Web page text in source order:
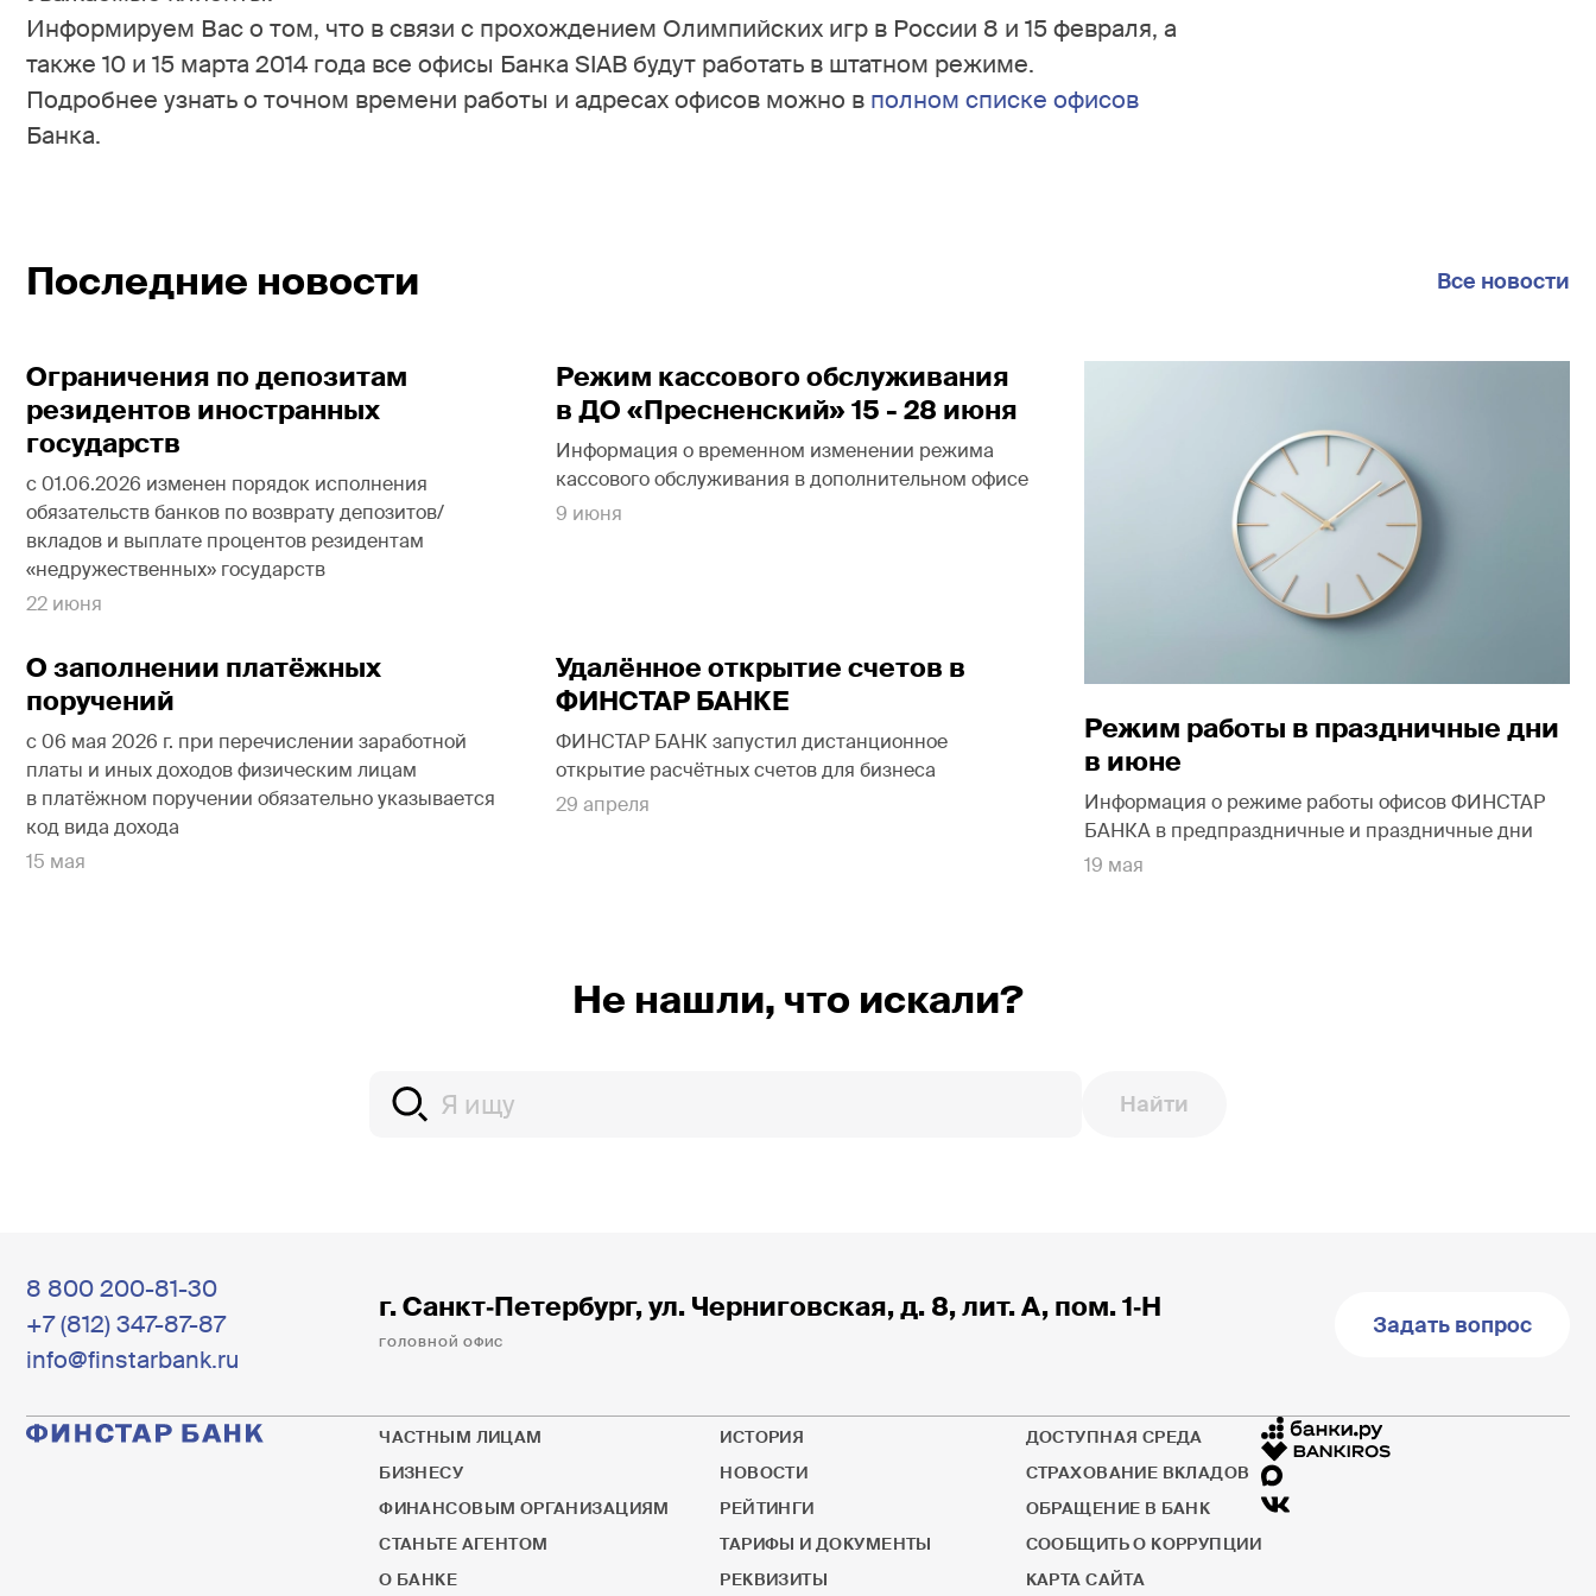
Информируем Вас о том, что в связи с прохождением Олимпийских игр в России 8 и 15 февраля, а
также 10 и 15 марта 2014 года все офисы Банка SIAB будут работать в штатном режиме.
Подробнее узнать о точном времени работы и адресах офисов можно в полном списке офисов
Банка.
Последние новости Все новости
Ограничения по депозитам
резидентов иностранных
государств
с 01.06.2026 изменен порядок исполнения
обязательств банков по возврату депозитов/
вкладов и выплате процентов резидентам
«недружественных» государств
22 июня
Режим кассового обслуживания
в ДО «Пресненский» 15 - 28 июня
Информация о временном изменении режима
кассового обслуживания в дополнительном офисе
9 июня
Режим работы в праздничные дни
в июне
Информация о режиме работы офисов ФИНСТАР
БАНКА в предпраздничные и праздничные дни
19 мая
О заполнении платёжных
поручений
с 06 мая 2026 г. при перечислении заработной
платы и иных доходов физическим лицам
в платёжном поручении обязательно указывается
код вида дохода
15 мая
Удалённое открытие счетов в
ФИНСТАР БАНКЕ
ФИНСТАР БАНК запустил дистанционное
открытие расчётных счетов для бизнеса
29 апреля
Не нашли, что искали?
Найти
8 800 200-81-30
+7 (812) 347-87-87
info@finstarbank.ru
г. Санкт‐Петербург, ул. Черниговская, д. 8, лит. А, пом. 1‐Н
ГОЛОВНОЙ ОФИС
Задать вопрос
ЧАСТНЫМ ЛИЦАМ
БИЗНЕСУ
ФИНАНСОВЫМ ОРГАНИЗАЦИЯМ
СТАНЬТЕ АГЕНТОМ
О БАНКЕ
ИСТОРИЯ
НОВОСТИ
РЕЙТИНГИ
ТАРИФЫ И ДОКУМЕНТЫ
РЕКВИЗИТЫ
ДОСТУПНАЯ СРЕДА
СТРАХОВАНИЕ ВКЛАДОВ
ОБРАЩЕНИЕ В БАНК
СООБЩИТЬ О КОРРУПЦИИ
КАРТА САЙТА